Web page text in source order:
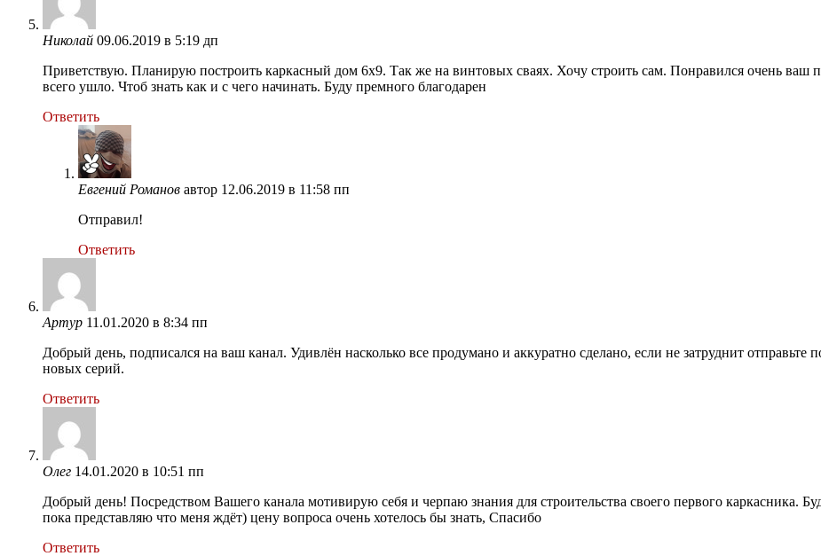
Николай 09.06.2019 в 5:19 дп
Приветствую. Планирую построить каркасный дом 6х9. Так же на винтовых сваях. Хочу строить сам. Понравился очень ваш
всего ушло. Чтоб знать как и с чего начинать. Буду премного благодарен
Ответить
Евгений Романов автор 12.06.2019 в 11:58 пп
Отправил!
Ответить
Артур 11.01.2020 в 8:34 пп
Добрый день, подписался на ваш канал. Удивлён насколько все продумано и аккуратно сделано, если не затруднит отправьте
новых серий.
Ответить
Олег 14.01.2020 в 10:51 пп
Добрый день! Посредством Вашего канала мотивирую себя и черпаю знания для строительства своего первого каркасника.
пока представляю что меня ждёт) цену вопроса очень хотелось бы знать, Спасибо
Ответить